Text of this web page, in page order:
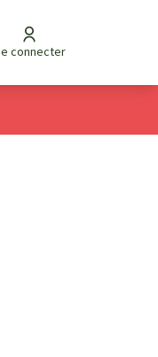
Se connecter